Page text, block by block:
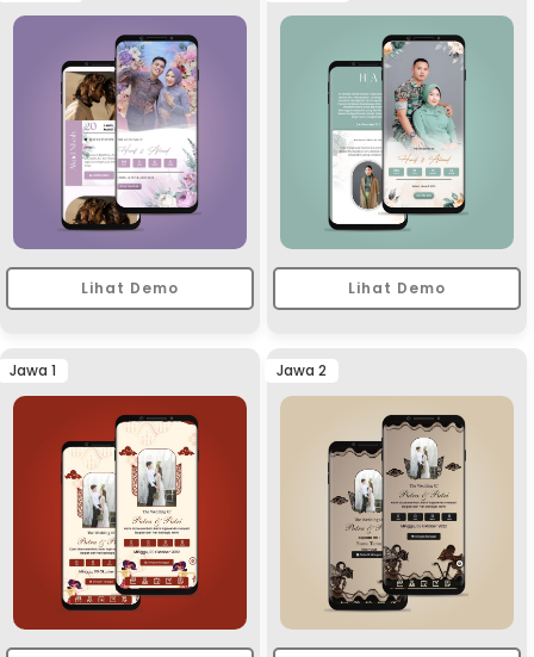
Lihat Demo Lihat Demo
Jawa 1 Jawa 2